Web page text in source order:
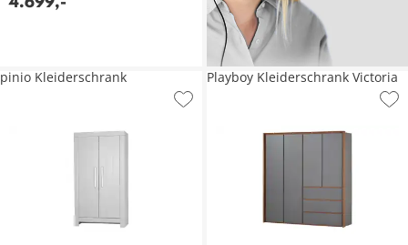
pinio Kleiderschrank Playboy Kleiderschrank Victoria